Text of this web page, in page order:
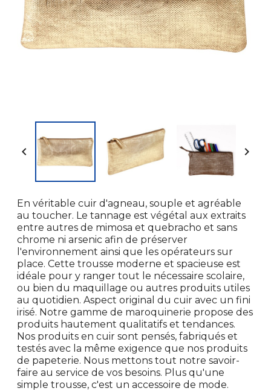
 
En véritable cuir d'agneau, souple et agréable
au toucher. Le tannage est végétal aux extraits
entre autres de mimosa et quebracho et sans
chrome ni arsenic afin de préserver
l'environnement ainsi que les opérateurs sur
place. Cette trousse moderne et spacieuse est
idéale pour y ranger tout le nécessaire scolaire,
ou bien du maquillage ou autres produits utiles
au quotidien. Aspect original du cuir avec un fini
irisé. Notre gamme de maroquinerie propose des
produits hautement qualitatifs et tendances.
Nos produits en cuir sont pensés, fabriqués et
testés avec la même exigence que nos produits
de papeterie. Nous mettons tout notre savoir-
faire au service de vos besoins. Plus qu'une
simple trousse, c'est un accessoire de mode.